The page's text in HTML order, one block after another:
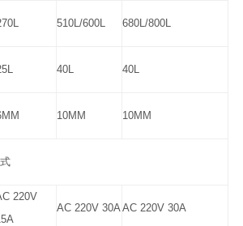
510L/600L 680L/800L
40L 40L
10MM 10MM
220V
AC 220V 30A AC 220V 30A